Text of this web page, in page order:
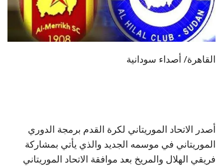
القاهرة/ أصداء سودانية
أصدر الاتحاد الموريتاني لكرة القدم برمجة الدوري
الموريتاني في موسمه الجديد والذي يأتي بمشاركة
فريقي الهلال والمريخ بعد موافقة الاتحاد الموريتاني